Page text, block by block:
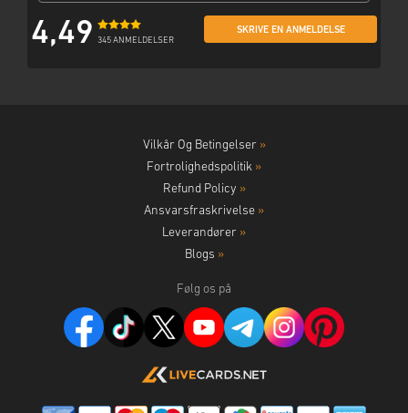
4,49 345 ANMELDELSER
SKRIVE EN ANMELDELSE
Vilkår Og Betingelser »
Fortrolighedspolitik »
Refund Policy »
Ansvarsfraskrivelse »
Leverandører »
Blogs »
Følg os på